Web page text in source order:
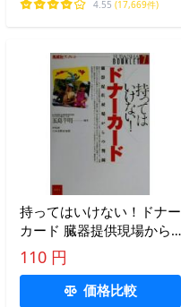
4.55 (17,669件)
持ってはいけない！ドナー
カード 臓器提供現場から
の警鐘 風媒社ブックレッ
ト7/五島幸明(著者),
110 円
価格比較